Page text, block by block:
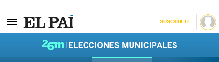
SUSCRÍBETE